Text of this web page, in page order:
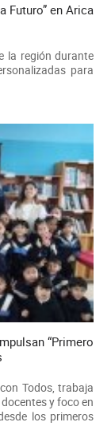
Futuro” en Arica
la región durante
para
“Primero
Todos, trabaja
y foco en
los primeros